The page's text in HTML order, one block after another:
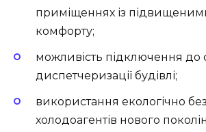
приміщеннях із
комфорту;
можливість підключення до
диспетчеризації будівлі;
використання екологічно
холодоагентів нового